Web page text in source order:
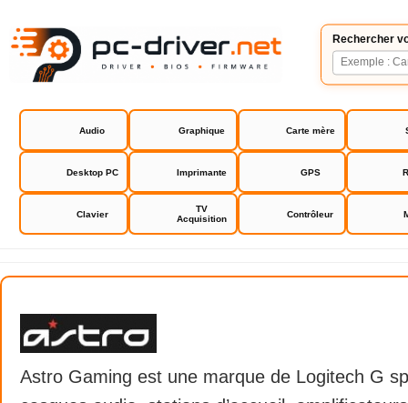
Rechercher
Audio Graphique Carte mère
Desktop PC Imprimante GPS
Clavier
TV
Acquisition
Contrôleur
Astro Gaming
Astro Gaming est une marque de Logitech G